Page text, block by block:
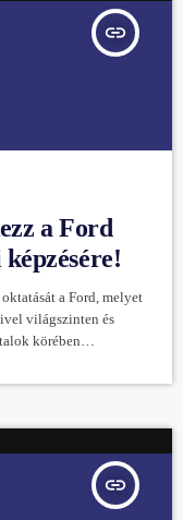
insert_link
a Ford
a Ford, melyet
világszinten és
körében
bizonyos esetekben
idő alatt világszinten
insert_link